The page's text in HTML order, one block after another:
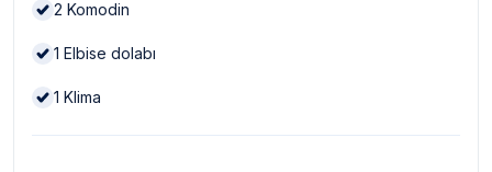
2 Komodin
1 Elbise dolabı
1 Klima